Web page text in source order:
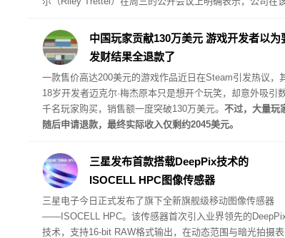
阵列。
中国玩家贡献130万美元 游戏开发者以为
发财结果全退款了
一款售价高达200美元的游戏作品近日在Steam引发热议，
18岁开发者迈克尔·梅杰原本只是想开个玩笑，却意外吸引
千名玩家购买，销售额一度突破130万美元。 不过，大量玩
随后申请退款，最终实际收入仅剩约2045美元。
三星发布首款搭载DeepPix技术的
ISOCELL HPC图像传感器
三星电子今日正式发布了旗下全新旗舰级移动图像传感器
——ISOCELL HPC。该传感器首次引入业界领先的
技术，支持16-bit RAW格式输出，在动态范围与暗光拍摄表